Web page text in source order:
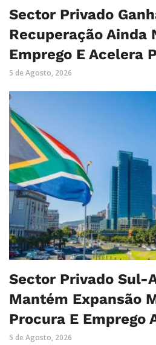
Sector Privado
Recuperação Ainda
Emprego E Acelera
5 de Agosto, 2026
Sector Privado Sul-
Mantém Expansão
Procura E Emprego
5 de Agosto, 2026